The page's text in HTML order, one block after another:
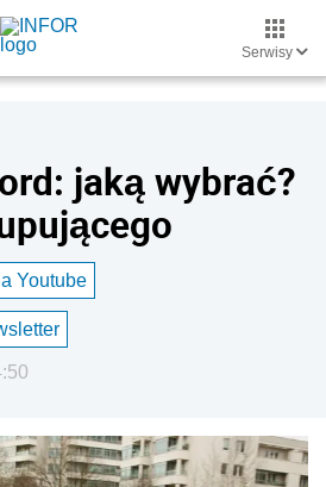
Serwisy
jaką wybrać?
Youtube